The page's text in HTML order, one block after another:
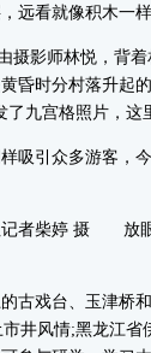
远看就像积木一样
影师林悦，背着
昏时分村落升起
九宫格照片，这
引众多游客，今
者柴婷 摄 放眼
戏台、玉津桥和
井风情;黑龙江